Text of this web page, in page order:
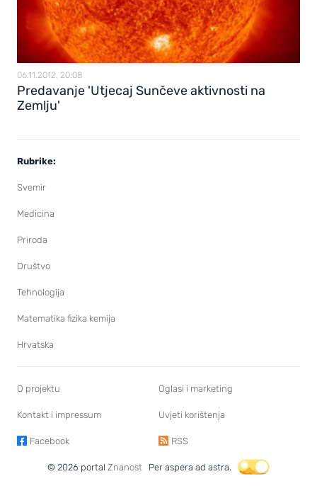
06.11.2012, 20:08
Predavanje 'Utjecaj Sunčeve aktivnosti na
Zemlju'
Rubrike:
Svemir
Medicina
Priroda
Društvo
Tehnologija
Matematika fizika kemija
Hrvatska
O projektu Oglasi i marketing
Kontakt i impressum Uvjeti korištenja
Facebook RSS
© 2026 portal Znanost Per aspera ad astra.